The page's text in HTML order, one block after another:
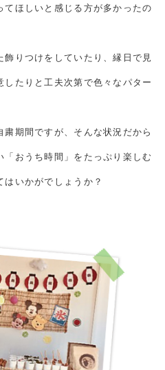
ほしいと感じる方が多かったの
りつけをしていたり、縁日で見
たりと工夫次第で色々なパター
期間ですが、そんな状況だから
おうち時間」をたっぷり楽しむ
いかがでしょうか？